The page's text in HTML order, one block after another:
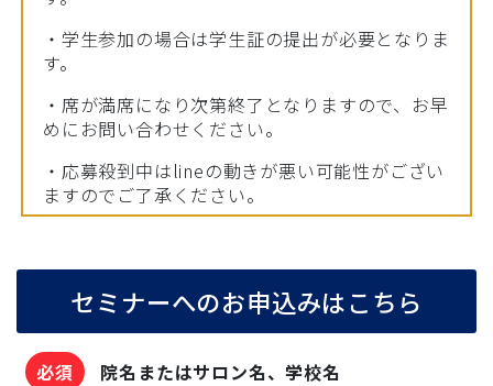
・学生参加の場合は学生証の提出が必要となりま
す。
・席が満席になり次第終了となりますので、お早
めにお問い合わせください。
・応募殺到中はlineの動きが悪い可能性がござい
ますのでご了承ください。
セミナーへのお申込みはこちら
必須 院名またはサロン名、学校名